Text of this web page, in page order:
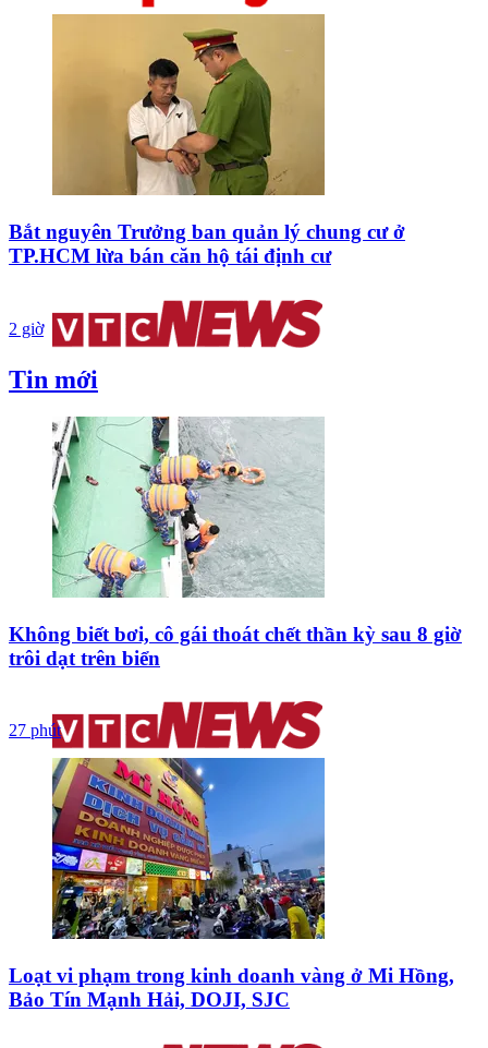
Bắt nguyên Trưởng ban quản lý chung cư ở
TP.HCM lừa bán căn hộ tái định cư
2 giờ
Tin mới
Không biết bơi, cô gái thoát chết thần kỳ sau 8 giờ
trôi dạt trên biển
27 phút
Loạt vi phạm trong kinh doanh vàng ở Mi Hồng,
Bảo Tín Mạnh Hải, DOJI, SJC